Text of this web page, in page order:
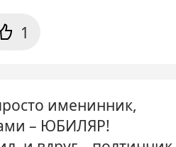
1
именинник,
– ЮБИЛЯР!